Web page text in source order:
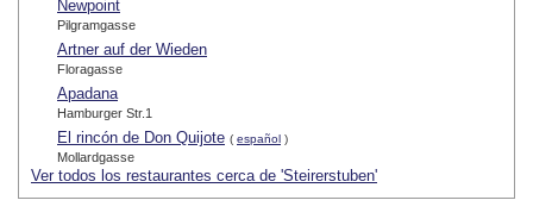
Newpoint
Pilgramgasse
Artner auf der Wieden
Floragasse
Apadana
Hamburger Str.1
El rincón de Don Quijote ( español )
Mollardgasse
Ver todos los restaurantes cerca de 'Steirerstuben'